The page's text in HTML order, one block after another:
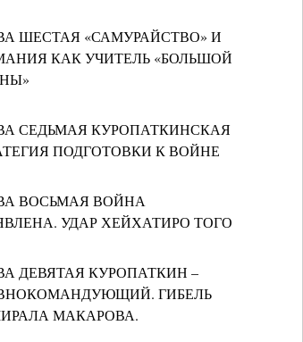
ШЕСТАЯ «САМУРАЙСТВО» И
КАК УЧИТЕЛЬ «БОЛЬШОЙ
СЕДЬМАЯ КУРОПАТКИНСКАЯ
ПОДГОТОВКИ К ВОЙНЕ
ВОСЬМАЯ ВОЙНА
УДАР ХЕЙХАТИРО ТОГО
ДЕВЯТАЯ КУРОПАТКИН –
ГИБЕЛЬ
МАКАРОВА.